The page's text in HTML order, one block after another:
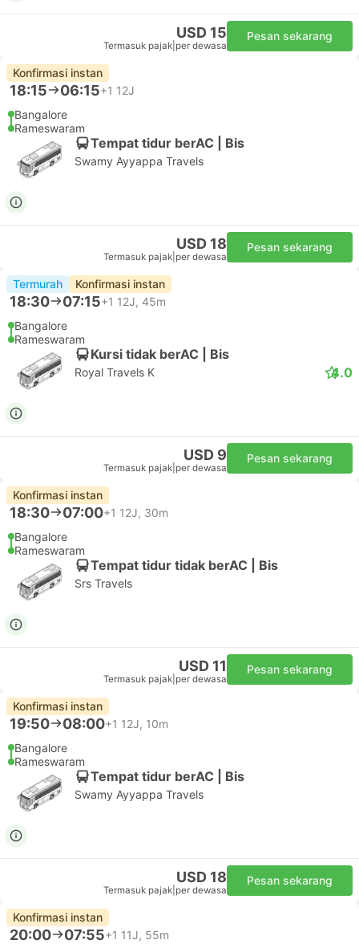
USD 15
Termasuk pajak per dewasa
Pesan sekarang
Konfirmasi instan
18:15 06:15+1 12J
Bangalore
Rameswaram
Tempat tidur berAC | Bis
Swamy Ayyappa Travels
USD 18
Termasuk pajak per dewasa
Pesan sekarang
Termurah Konfirmasi instan
18:30 07:15+1 12J, 45m
Bangalore
Rameswaram
Kursi tidak berAC | Bis
Royal Travels K 4.0
USD 9
Termasuk pajak per dewasa
Pesan sekarang
Konfirmasi instan
18:30 07:00+1 12J, 30m
Bangalore
Rameswaram
Tempat tidur tidak berAC | Bis
Srs Travels
USD 11
Termasuk pajak per dewasa
Pesan sekarang
Konfirmasi instan
19:50 08:00+1 12J, 10m
Bangalore
Rameswaram
Tempat tidur berAC | Bis
Swamy Ayyappa Travels
USD 18
Termasuk pajak per dewasa
Pesan sekarang
Konfirmasi instan
20:00 07:55+1 11J, 55m